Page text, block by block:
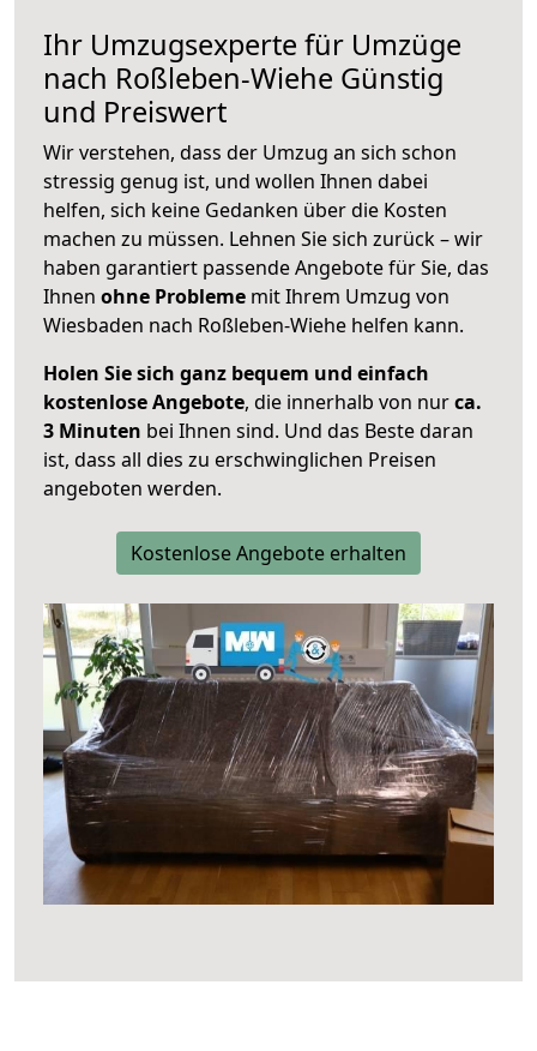
Ihr Umzugsexperte für Umzüge
nach Roßleben-Wiehe Günstig
und Preiswert
Wir verstehen, dass der Umzug an sich schon
stressig genug ist, und wollen Ihnen dabei
helfen, sich keine Gedanken über die Kosten
machen zu müssen. Lehnen Sie sich zurück – wir
haben garantiert passende Angebote für Sie, das
Ihnen ohne Probleme mit Ihrem Umzug von
Wiesbaden nach Roßleben-Wiehe helfen kann.
Holen Sie sich ganz bequem und einfach
kostenlose Angebote, die innerhalb von nurca.
3 Minuten bei Ihnen sind. Und das Beste daran
ist, dass all dies zu erschwinglichen Preisen
angeboten werden.
Kostenlose Angebote erhalten